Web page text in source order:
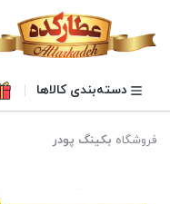
دسته‌بندی کالاها
فروشگاه بکینگ پودر